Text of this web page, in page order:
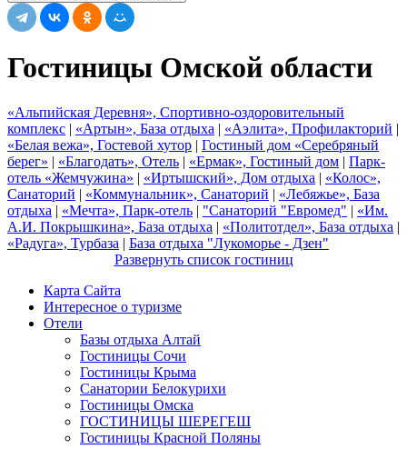
Гостиницы Омской области
«Альпийская Деревня», Спортивно-оздоровительный
комплекс | «Артын», База отдыха | «Аэлита», Профилакторий |
«Белая вежа», Гостевой хутор | Гостиный дом «Серебряный
берег» | «Благодать», Отель | «Ермак», Гостиный дом | Парк-
отель «Жемчужина» | «Иртышский», Дом отдыха | «Колос»,
Санаторий | «Коммунальник», Санаторий | «Лебяжье», База
отдыха | «Мечта», Парк-отель | "Санаторий "Евромед" | «Им.
А.И. Покрышкина», База отдыха | «Политотдел», База отдыха |
«Радуга», Турбаза | База отдыха "Лукоморье - Дзен"
Развернуть список гостиниц
Карта Сайта
Интересное о туризме
Отели
Базы отдыха Алтай
Гостиницы Сочи
Гостиницы Крыма
Санатории Белокурихи
Гостиницы Омска
ГОСТИНИЦЫ ШЕРЕГЕШ
Гостиницы Красной Поляны